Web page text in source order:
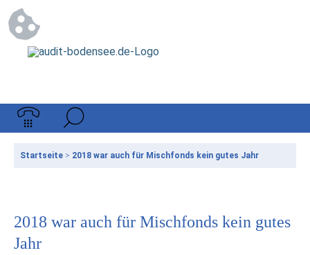
Startseite > 2018 war auch für Mischfonds kein gutes Jahr
2018 war auch für Mischfonds kein gutes
Jahr